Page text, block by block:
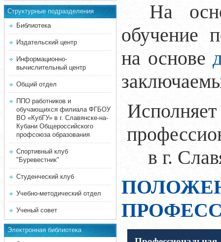
Структурные подразделения
Библиотека
Издательский центр
Информационно-
вычислительный центр
Общий отдел
ППО работников и
обучающихся филиала ФГБОУ
ВО «КубГУ» в г. Славянске-на-
Кубани Общероссийского
профсоюза образования
Спортивный клуб
"Буревестник"
Студенческий клуб
Учебно-методический отдел
Ученый совет
Электронная библиотека
На
обучение
на основе
Исполняет
в г.